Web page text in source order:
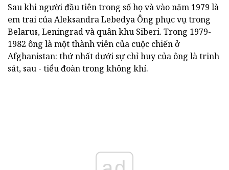
Sau khi người đầu tiên trong số họ và vào năm 1979 là
em trai của Aleksandra Lebedya Ông phục vụ trong
Belarus, Leningrad và quân khu Siberi. Trong 1979-
1982 ông là một thành viên của cuộc chiến ở
Afghanistan: thứ nhất dưới sự chỉ huy của ông là trinh
sát, sau - tiểu đoàn trong không khí.